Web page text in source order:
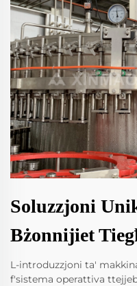
Soluzzjoni
Bżonnijiet
L-introduzzjoni ta'
f'sistema operattiva